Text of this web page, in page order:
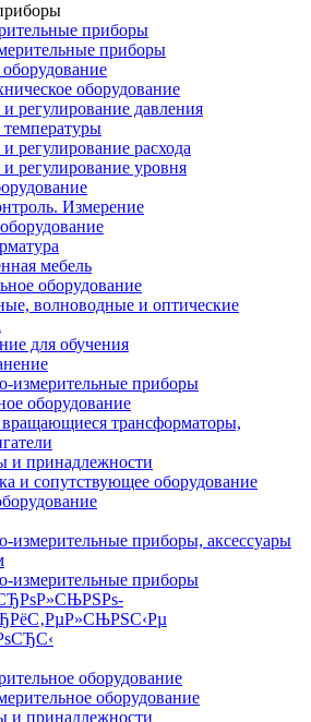
приборы
приборы
оборудование
регулирование давления
регулирование расхода
регулирование уровня
Измерение
мебель
оборудование
волноводные и оптические
для обучения
измерительные приборы
оборудование
трансформаторы,
и принадлежности
и сопутствующее оборудование
измерительные приборы, аксессуары
измерительные приборы
оборудование
оборудование
и принадлежности